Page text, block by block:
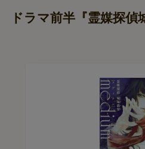
ドラマ前半『霊媒探偵